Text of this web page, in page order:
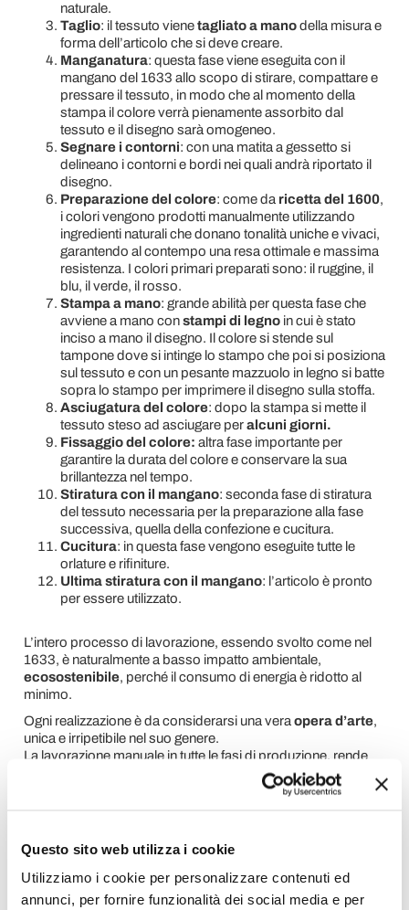
Questo sito web utilizza i cookie
Utilizziamo i cookie per personalizzare contenuti ed
annunci, per fornire funzionalità dei social media e per
naturale.
Taglio: il tessuto vienetagliato a manodella misura e
forma dell’articolo che si deve creare.
Manganatura: questa fase viene eseguita con il
mangano del 1633 allo scopo di stirare, compattare e
pressare il tessuto, in modo che al momento della
stampa il colore verrà pienamente assorbito dal
tessuto e il disegno sarà omogeneo.
Segnare i contorni: con una matita a gessetto si
delineano i contorni e bordi nei quali andrà riportato il
disegno.
Preparazione del colore: come da ricetta del 1600,
i colori vengono prodotti manualmente utilizzando
ingredienti naturali che donano tonalità uniche e vivaci,
garantendo al contempo una resa ottimale e massima
resistenza. I colori primari preparati sono: il ruggine, il
blu, il verde, il rosso.
Stampa a mano: grande abilità per questa fase che
avviene a mano constampi di legnoin cui è stato
inciso a mano il disegno. Il colore si stende sul
tampone dove si intinge lo stampo che poi si posiziona
sul tessuto e con un pesante mazzuolo in legno si batte
sopra lo stampo per imprimere il disegno sulla stoffa.
Asciugatura del colore: dopo la stampa si mette il
tessuto steso ad asciugare peralcuni giorni.
Fissaggio del colore: altra fase importante per
garantire la durata del colore e conservare la sua
brillantezza nel tempo.
Stiratura con il mangano: seconda fase di stiratura
del tessuto necessaria per la preparazione alla fase
successiva, quella della confezione e cucitura.
Cucitura: in questa fase vengono eseguite tutte le
orlature e rifiniture.
Ultima stiratura con il mangano: l’articolo è pronto
per essere utilizzato.
L’intero processo di lavorazione, essendo svolto come nel
1633, è naturalmente a basso impatto ambientale,
ecosostenibile, perché il consumo di energia è ridotto al
minimo.
Ogni realizzazione è da considerarsi una vera opera d’arte,
unica e irripetibile nel suo genere.
La lavorazione manuale in tutte le fasi di produzione, rende
unico ogni singolo articolo e ogni piccolo particolare che
potrebbe sembrare una imperfezione, dimostra che il lavoro
Informazioni tecniche:
Tessuto: 100% Lino
Dimensioni: Tovaglietta 60 x 40 cm; Tovagliolo 30 x